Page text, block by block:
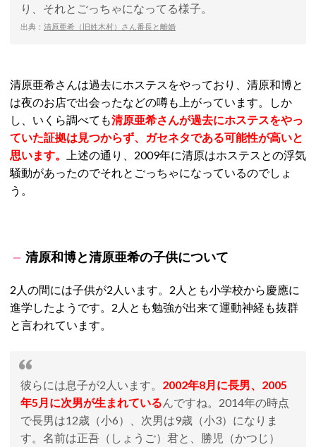
り、それとごっちゃになってる様子。
出典： 清原亜希（旧姓木村）さん番長と離婚
清原亜希さんは過去にホステスをやっており、清原和博と
は夜のお店で出会ったなどの噂も上がっています。しか
し、いくら調べても清原亜希さんが過去にホステスをやっ
ていた証拠は見つからず、ガセネタである可能性が高いと
思います。
上述の通り、2009年に清原はホステスとの浮気
騒動があったのでそれとごっちゃになっているのでしょ
う。
清原和博と清原亜希の子供について
2人の間には子供が2人います。2人とも小学校から慶應に
進学したようです。 2人とも勉強が出来て運動神経も抜群
と言われています。
彼らには息子が2人います。 2002年8月に長男、2005
年5月に次男が生まれている んですね。2014年の時点
で長男は12歳（小6）、次男は9歳（小3）になりま
す。名前は正吾（しょうご）君と、勝児（かつじ）